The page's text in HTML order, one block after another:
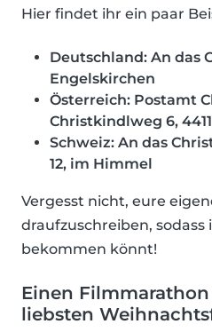
Hier findet ihr ein paar
Deutschland: An das
Engelskirchen
Österreich: Postamt
Christkindlweg 6,
Schweiz: An das
12, im Himmel
Vergesst nicht, eure
draufzuschreiben,
bekommen könnt!
Einen
liebsten